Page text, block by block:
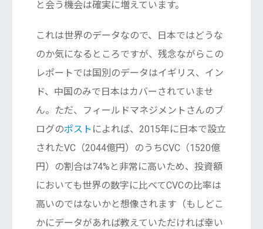
と会う機会は確実に増えています。
これは世界のデータなので、日本ではどうな
のか気になるところですが、残念ながらこの
レポートでは国別のデータはイギリス、イン
ド、中国のみで日本はカバーされていませ
ん。ただ、フィールドマネジメントさんのブ
ログのポスト によれば、2015年に日本で設立
されたVC（2044億円）のうちCVC（1520億
円）の割合は74%と非常に高いため、投資額
においても世界の数字に比べてCVCの比率は
高いのではないかと想像されます（もしどこ
かにデータがあれば教えていただければ幸い